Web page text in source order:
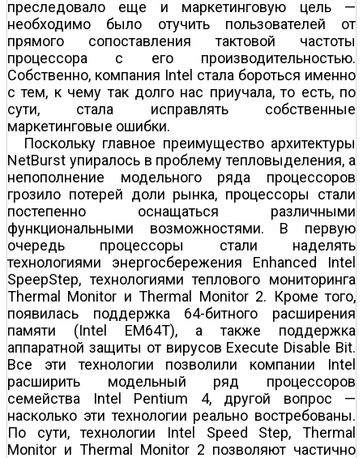
преследовало еще и маркетинговую цель —
необходимо было отучить пользователей от
прямого сопоставления тактовой частоты
процессора с его производительностью.
Собственно, компания Intel стала бороться именно
с тем, к чему так долго нас приучала, то есть, по
сути, стала исправлять собственные
маркетинговые ошибки.
Поскольку главное преимущество архитектуры
NetBurst упиралось в проблему тепловыделения, а
непополнение модельного ряда процессоров
грозило потерей доли рынка, процессоры стали
постепенно оснащаться различными
функциональными возможностями. В первую
очередь процессоры стали наделять
технологиями энергосбережения Enhanced Intel
SpeepStep, технологиями теплового мониторинга
Thermal Monitor и Thermal Monitor 2. Кроме того,
появилась поддержка 64-битного расширения
памяти (Intel EM64T), а также поддержка
аппаратной защиты от вирусов Execute Disable Bit.
Все эти технологии позволили компании Intel
расширить модельный ряд процессоров
семейства Intel Pentium 4, другой вопрос —
насколько эти технологии реально востребованы.
По сути, технологии Intel Speed Step, Thermal
Monitor и Thermal Monitor 2 позволяют частично